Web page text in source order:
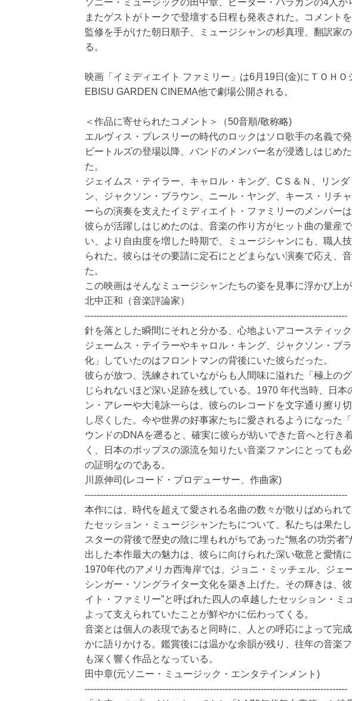
ソニー・ミュージックの田中章、ピーター・バラカンの4人か
またゲストがトークで登壇する日程も発表された。コメント
監修を手がけた朝日順子、ミュージシャンの杉真理、翻訳家
る。
映画「イミディエイト ファミリー」は6月19日(金)にＴＯＨ
EBISU GARDEN CINEMA他で劇場公開される。
＜作品に寄せられたコメント＞（50音順/敬称略)
エルヴィス・プレスリーの時代のロックはソロ歌手の名義で
ビートルズの登場以降、バンドのメンバー名が浸透しはじめ
た。
ジェイムス・テイラー、キャロル・キング、CＳ＆Ｎ、リン
ン、ジャクソン・ブラウン、ニール・ヤング、キース・リチ
ーらの演奏を支えたイミディエイト・ファミリーのメンバーは
彼らが活躍しはじめたのは、音楽の作り方がヒット曲の量産
い、より自由度を増した時期で、ミュージシャンにも、職人
られた。彼らはその要請に定石にとどまらない演奏で応え、
た。
この映画はそんなミュージシャンたちの姿を見事に浮かび上が
北中正和（音楽評論家）
----------------------------------------------------------------------------------------
針を落とした瞬間にそれと分かる、心地よいアコースティッ
ジェームス・テイラーやキャロル・キング、ジャクソン・ブ
化」していたのはフロントマンの背後にいた彼らだった。
彼らが放つ、洗練されていながらも人間味に溢れた「極上の
じられないほど深い足跡を残している。1970 年代当時、日
ン・アレーや大滝詠一らは、彼らのレコードを文字通り擦り
し尽くした。今や世界の好事家たちに愛されるようになった
ウンドのDNAを遡ると、確実に彼らが紡いできた音へと行き
く、日本のポップスの源流を知りたい音楽ファンにとっても
の証明なのである。
川原伸司(レコード・プロデューサー、作曲家)
----------------------------------------------------------------------------------------
本作には、時代を超えて愛される名曲の数々が散りばめられ
たセッション・ミュージシャンたちについて、私たちは果た
スターの背後で歴史の陰に埋もれがちであった“無名の功労者
出した本作最大の魅力は、彼らに向けられた深い敬意と愛情
1970年代のアメリカ西海岸では、ジョニ・ミッチェル、ジェ
シンガー・ソングライター文化を築き上げた。その輝きは、
イト・ファミリー”と呼ばれた四人の卓越したセッション・ミ
よって支えられていたことが鮮やかに伝わってくる。
音楽とは個人の表現であると同時に、人との呼応によって
かに語りかける。鑑賞後には温かな余韻が残り、往年の音楽
も深く響く作品となっている。
田中章(元ソニー・ミュージック・エンタテインメント)
----------------------------------------------------------------------------------------